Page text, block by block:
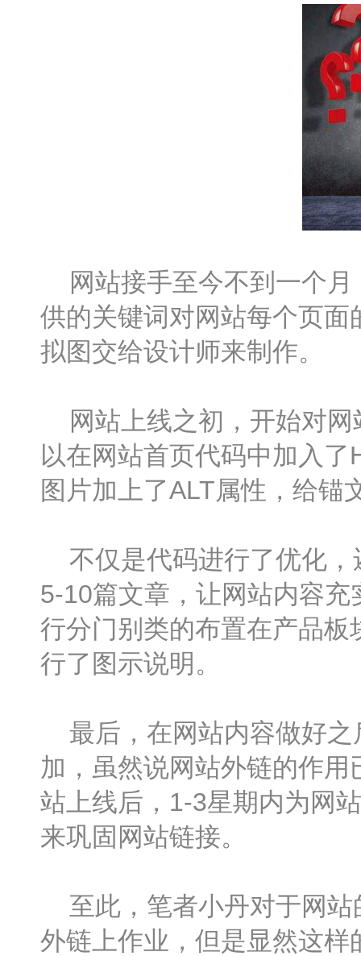
网站接手至今不到一个月
供的关键词对网站每个页
拟图交给设计师来制作。
网站上线之初，开始对网
以在网站首页代码中加入
图片加上了ALT属性，给锚
不仅是代码进行了优化，
5-10篇文章，让网站内容
行分门别类的布置在产品
行了图示说明。
最后，在网站内容做好之
加，虽然说网站外链的作
站上线后，1-3星期内为网
来巩固网站链接。
至此，笔者小丹对于网站
外链上作业，但是显然这